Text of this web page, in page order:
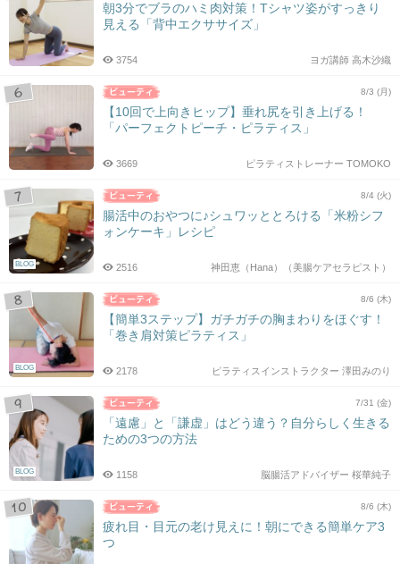
朝3分でブラのハミ肉対策！Tシャツ姿がすっきり
見える「背中エクササイズ」
ヨガ講師 高木沙織
3754
8/3 (月)
【10回で上向きヒップ】垂れ尻を引き上げる！
「パーフェクトピーチ・ピラティス」
ピラティストレーナー TOMOKO
3669
BLOG
8/4 (火)
腸活中のおやつに♪シュワッととろける「米粉シフ
ォンケーキ」レシピ
神田恵（Hana）（美腸ケアセラピスト）
2516
BLOG
8/6 (木)
【簡単3ステップ】ガチガチの胸まわりをほぐす！
「巻き肩対策ピラティス」
ピラティスインストラクター 澤田みのり
2178
BLOG
7/31 (金)
「遠慮」と「謙虚」はどう違う？自分らしく生きる
ための3つの方法
脳腸活アドバイザー 桜華純子
1158
8/6 (木)
疲れ目・目元の老け見えに！朝にできる簡単ケア3
つ